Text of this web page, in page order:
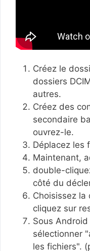
Créez le
dossiers
autres.
Créez des
secondaire
ouvrez-le.
Déplacez les
Maintenant,
double-
côté du
Choisissez
cliquez sur
Sous
sélectionner
les fichiers".